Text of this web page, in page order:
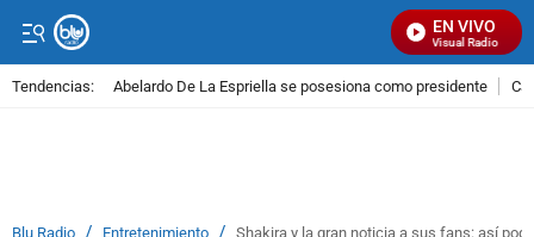
EN VIVO
Señal Visual Radio
Tendencias: Abelardo De La Espriella se posesiona como presidente
Blu Radio Entretenimiento Shakira y la gran noticia a sus fans: así